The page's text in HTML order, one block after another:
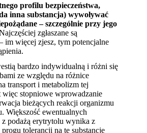
profilu bezpieczeństwa,
inna substancja) wywoływać
– szczególnie przy jego
zgłaszane są
im więcej zjesz, tym potencjalne
bardzo indywidualną i różni się
ze względu na różnice
transport i metabolizm tej
stopniowe wprowadzanie
bieżących reakcji organizmu
Większość ewentualnych
podażą erytrytolu wynika z
tolerancji na tę substancję